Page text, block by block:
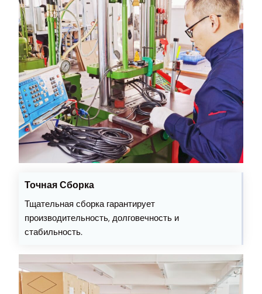
Точная Сборка
Тщательная сборка гарантирует
производительность, долговечность и
стабильность.